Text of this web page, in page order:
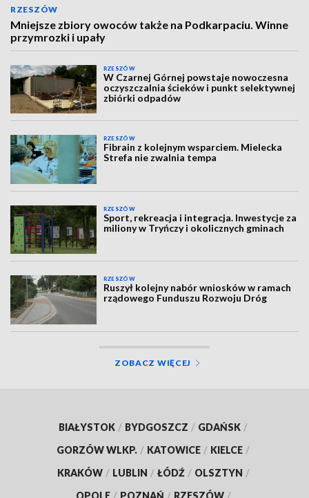
RZESZÓW
Mniejsze zbiory owoców także na Podkarpaciu. Winne
przymrozki i upały
RZESZÓW
W Czarnej Górnej powstaje nowoczesna
oczyszczalnia ścieków i punkt selektywnej
zbiórki odpadów
RZESZÓW
Fibrain z kolejnym wsparciem. Mielecka
Strefa nie zwalnia tempa
RZESZÓW
Sport, rekreacja i integracja. Inwestycje za
miliony w Tryńczy i okolicznych gminach
RZESZÓW
Ruszył kolejny nabór wniosków w ramach
rządowego Funduszu Rozwoju Dróg
ZOBACZ WIĘCEJ
BIAŁYSTOK / BYDGOSZCZ / GDAŃSK /
GORZÓW WLKP. / KATOWICE / KIELCE /
KRAKÓW / LUBLIN / ŁÓDŹ / OLSZTYN /
OPOLE / POZNAŃ / RZESZÓW /